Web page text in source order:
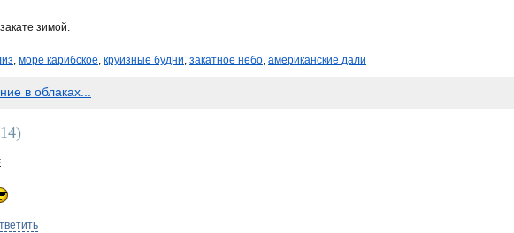
зимой.
, море карибское, круизные будни, закатное небо, американские дали
в облаках...
14)